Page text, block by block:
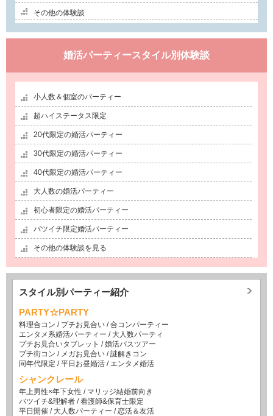
その他の体験談
婚活パーティースタイル別体験談
小人数＆個室のパーティー
超ハイステータス限定
20代限定の婚活パーティー
30代限定の婚活パーティー
40代限定の婚活パーティー
大人数の婚活パーティー
初心者限定の婚活パーティー
バツイチ限定婚活パーティー
その他の体験談を見る
スタイル別パーティー紹介
PARTY☆PARTY
料理合コン / プチお見合い /合コンパーティー
エンタメ系婚活パーティー / 大人数パーティ
プチお見合いタブレット /婚活バスツアー
プチ街コン / メガお見合い /謎解きコン
同年代限定 /平日お昼婚活 / エンタメ婚活
シャンクレール
年上男性×年下女性 / マリッジ結婚前向き
バツイチ&理解者 /看護師&保育士限定
平日開催 / 大人数パーティー /恋活＆友活